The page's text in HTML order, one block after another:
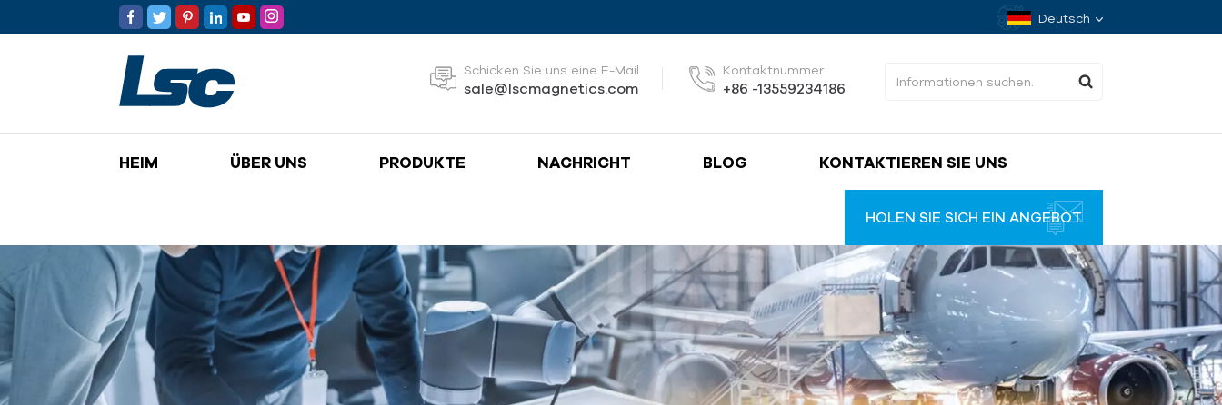
Deutsch
Schicken Sie uns eine E-Mail
sale@lscmagnetics.com
Kontaktnummer
+86 -13559234186
HEIM ÜBER UNS PRODUKTE NACHRICHT BLOG KONTAKTIEREN SIE UNS
HOLEN SIE SICH EIN ANGEBOT